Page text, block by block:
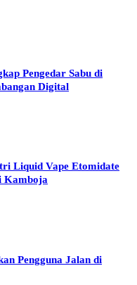
Pengedar Sabu di
Digital
Liquid Vape Etomidate
Kamboja
Pengguna Jalan di